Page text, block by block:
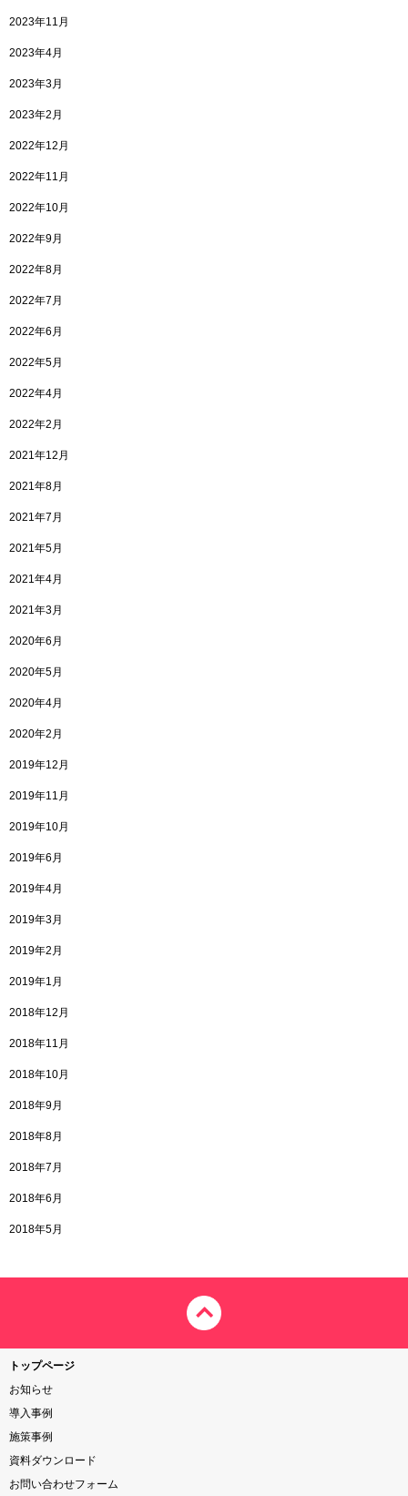
2023年11月
2023年4月
2023年3月
2023年2月
2022年12月
2022年11月
2022年10月
2022年9月
2022年8月
2022年7月
2022年6月
2022年5月
2022年4月
2022年2月
2021年12月
2021年8月
2021年7月
2021年5月
2021年4月
2021年3月
2020年6月
2020年5月
2020年4月
2020年2月
2019年12月
2019年11月
2019年10月
2019年6月
2019年4月
2019年3月
2019年2月
2019年1月
2018年12月
2018年11月
2018年10月
2018年9月
2018年8月
2018年7月
2018年6月
2018年5月
トップページ
お知らせ
導入事例
施策事例
資料ダウンロード
お問い合わせフォーム